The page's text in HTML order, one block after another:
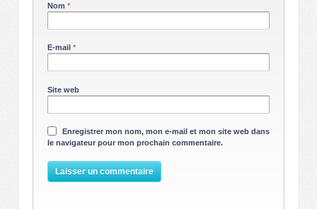
Nom *
E-mail *
Site web
Enregistrer mon nom, mon e-mail et mon site web dans
le navigateur pour mon prochain commentaire.